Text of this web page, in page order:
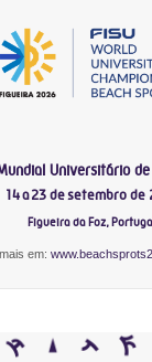
Universitário
14 a 23 de setembro de
Figueira da Foz, Portugal
em: